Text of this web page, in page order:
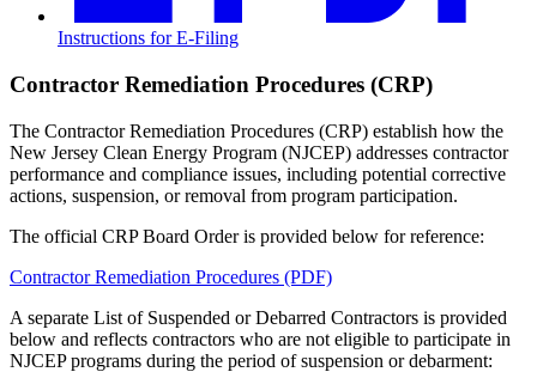
Instructions for E-Filing​​​​‌ ‍ ​‍​‍‌‍ ‌ ​‍‌‍‍‌‌‍‌ ‌‍‍‌‌‍ ‍​‍​‍​ ‍‍​‍​‍‌ ​ ‌‍​‌‌‍ ‍‌‍‍‌‌ ‌​‌ ‍‌​‍ ‍‌‍‍‌‌‍ ​‍​‍​‍ ​​‍​‍‌‍‍​‌ ​‍‌‍‌‌‌‍‌‍​‍​‍​ ‍‍​‍​‍‌‍‍​‌ ‌​‌ ‌​‌ ​​​ ‍‍​‍ ​‍ ‌‍ ​‌‍ ‌‍​ ‌‍​‌‌‍ ​‌‍‍​‌‍ ‌ ​ ‌ ‌​​ ‍‍​ ​ ​ ​ ​ ​ ​ ​ ​‍ ‌‍‍‌‌‍ ‍‌ ‌​‌‍‌‌‌‍ ‍‌ ‌​​‍ ‌‍‌‌‌‍‌​‌‍‍‌‌ ‌​​‍ ‌‍ ‌‌‍ ‌‍‌​‌‍‌‌​ ‌‌ ​​‌ ​‍‌‍‌‌‌ ​ ‌‍‌‌‌‍ ‍‌ ‌​‌‍​‌‌ ‌​‌‍‍‌‌‍ ‌‍ ‍​ ‍ ‌‍‍‌‌‍‌​​ ‌‌‍​‍‌‍​‌‌‍​‍‌‍‌‍​ ‌‍‌‍‌‍‌‍​ ​ ‌​​‍ ‌‌‍‌​‌‍​‌‌‍​‍​ ​‌​‍ ‌​ ‌​‌‍‌‌‌‍‌‌‌‍​ ​‍ ‌​ ‍‌​ ‍‌‌‍​‍​ ​​​‍ ‌​ ​​‌‍​‍​ ​ ​ ‌‍‌‍‌​‌‍​‍​ ‌ ​ ‌ ​ ​ ​ ​​​ ‍‌​ ​ ​ ‍ ‌ ‌​‌ ‍‌‌ ​​‌‍‌‌​ ‌‌‍‍​‌‍‌‌‌‍ ​‌ ​​‌‌‌​‌‍ ‌ ​​‌‍‍‌‌‍​ ​ ‍ ‌ ​​‌‍​‌‌ ‌​‌‍‍​​ ‌‌‍​ ‌‍ ‌‍ ‍‌ ‌​‌‍‌‌‌‍ ‍‌ ‌​​‍‌‌​ ‌‌‌​​‍‌‌ ‌‍‍ ‌‍‌‌‌ ‍‌​‍‌‌​ ​ ‌​‌​​‍‌‌​ ​ ‌​‌​​‍‌‌​ ​‍​ ​‍​ ​ ​ ‌​‌‍‌‌‌‍​ ​ ‌ ​ ‌‌‌‍​‌​ ‌ ‌‍​‍​ ‌‌​ ‌‌​ ‌‌​‍‌‌​ ​‍​ ​‍​‍‌‌​ ‌‌‌​‌​​‍ ‍‌‍​ ‌‍‍​‌‍‍‌‌‍ ​‌‍‌​‌ ​‍‌‍‌‌‌‍ ‍​‍‌‌​ ‌‌‌​​‍‌‌ ‌‍‍ ‌‍‌‌‌ ‍‌​‍‌‌​ ​ ‌​‌​​‍‌‌​ ​ ‌​‌​​‍‌‌​ ​‍​ ​‍​ ‌‌‌‍‌‌‌‍​‌​ ‌‌‌‍‌‍​ ‌‍‌‍​‍​ ​‍​ ​‍​ ‍‌​ ​​​ ​​​‍‌‌​ ​‍​ ​‍​‍‌‌​ ‌‌‌​‌​​‍ ‍‌ ‌​‌‍‌‌‌ ‍​‌ ‌​​ ‌‍​‍‌‍​‌‌ ​ ‌‍‌‌‌‌‌‌‌ ​‍‌‍ ​​ ‌‌‍‍​‌ ‌​‌ ‌​‌ ​​​‍‌‌​ ​ ‌​​‌​‍‌‌​ ​‍‌​‌‍​‍‌‌​ ​‍‌​‌‍‌‍ ​‌‍ ‌‍​ ‌‍​‌‌‍ ​‌‍‍​‌‍ ‌ ​ ‌ ‌​​‍‌‌​ ​ ‌​​‌​ ​ ​ ​ ​ ​ ​ ​ ​‍‌‍‌‍‍‌‌‍‌​​ ‌‌‍​‍‌‍​‌‌‍​‍‌‍‌‍​ ‌‍‌‍‌‍‌‍​ ​ ‌​​‍ ‌‌‍‌​‌‍​‌‌‍​‍​ ​‌​‍ ‌​ ‌​‌‍‌‌‌‍‌‌‌‍​ ​‍ ‌​ ‍‌​ ‍‌‌‍​‍​ ​​​‍ ‌​ ​​‌‍​‍​ ​ ​ ‌‍‌‍‌​‌‍​‍​ ‌ ​ ‌ ​ ​ ​ ​​​ ‍‌​ ​ ​‍‌‍‌ ‌​‌ ‍‌‌ ​​‌‍‌‌​ ‌‌‍‍​‌‍‌‌‌‍ ​‌ ​​‌‌‌​‌‍ ‌ ​​‌‍‍‌‌‍​ ​‍‌‍‌ ​​‌‍​‌‌ ‌​‌‍‍​​ ‌‌‍​ ‌‍ ‌‍ ‍‌ ‌​‌‍‌‌‌‍ ‍‌ ‌​​‍‌‌​ ‌‌‌​​‍‌‌ ‌‍‍ ‌‍‌‌‌ ‍‌​‍‌‌​ ​ ‌​‌​​‍‌‌​ ​ ‌​‌​​‍‌‌​ ​‍​ ​‍​ ​ ​ ‌​‌‍‌‌‌‍​ ​ ‌ ​ ‌‌‌‍​‌​ ‌ ‌‍​‍​ ‌‌​ ‌‌​ ‌‌​‍‌‌​ ​‍​ ​‍​‍‌‌​ ‌‌‌​‌​​‍ ‍‌‍​ ‌‍‍​‌‍‍‌‌‍ ​‌‍‌​‌ ​‍‌‍‌‌‌‍ ‍​‍‌‌​ ‌‌‌​​‍‌‌ ‌‍‍ ‌‍‌‌‌ ‍‌​‍‌‌​ ​ ‌​‌​​‍‌‌​ ​ ‌​‌​​‍‌‌​ ​‍​ ​‍​ ‌‌‌‍‌‌‌‍​‌​ ‌‌‌‍‌‍​ ‌‍‌‍​‍​ ​‍​ ​‍​ ‍‌​ ​​​ ​​​‍‌‌​ ​‍​ ​‍​‍‌‌​ ‌‌‌​‌​​‍ ‍‌ ‌​‌‍‌‌‌ ‍​‌ ‌​​‍‌‍‌ ​​‌‍‌‌‌ ​‍‌ ​ ‌ ​​‌‍‌‌‌‍​ ‌ ‌​‌‍‍‌‌ ‌‍‌‍‌‌​ ‌‌ ​​‌ ‌‌‌‍​‍‌‍ ​‌‍‍‌‌ ​ ‌‍‍​‌‍‌‌‌‍‌​​‍​‍‌ ‌
Contractor Remediation Procedures (CRP)​​​​‌ ‍ ​‍​‍‌‍ ‌ ​‍‌‍‍‌‌‍‌ ‌‍‍‌‌‍ ‍​‍​‍​ ‍‍​‍​‍‌ ​ ‌‍​‌‌‍ ‍‌‍‍‌‌ ‌​‌ ‍‌​‍ ‍‌‍‍‌‌‍ ​‍​‍​‍ ​​‍​‍‌‍‍​‌ ​‍‌‍‌‌‌‍‌‍​‍​‍​ ‍‍​‍​‍‌‍‍​‌ ‌​‌ ‌​‌ ​​​ ‍‍​‍ ​‍ ‌‍ ​‌‍ ‌‍​ ‌‍​‌‌‍ ​‌‍‍​‌‍ ‌ ​ ‌ ‌​​ ‍‍​ ​ ​ ​ ​ ​ ​ ​ ​‍ ‌‍‍‌‌‍ ‍‌ ‌​‌‍‌‌‌‍ ‍‌ ‌​​‍ ‌‍‌‌‌‍‌​‌‍‍‌‌ ‌​​‍ ‌‍ ‌‌‍ ‌‍‌​‌‍‌‌​ ‌‌ ​​‌ ​‍‌‍‌‌‌ ​ ‌‍‌‌‌‍ ‍‌ ‌​‌‍​‌‌ ‌​‌‍‍‌‌‍ ‌‍ ‍​ ‍ ‌‍‍‌‌‍‌​​ ‌‌‍​‍‌‍​‌‌‍​‍‌‍‌‍​ ‌‍‌‍‌‍‌‍​ ​ ‌​​‍ ‌‌‍‌​‌‍​‌‌‍​‍​ ​‌​‍ ‌​ ‌​‌‍‌‌‌‍‌‌‌‍​ ​‍ ‌​ ‍‌​ ‍‌‌‍​‍​ ​​​‍ ‌​ ​​‌‍​‍​ ​ ​ ‌‍‌‍‌​‌‍​‍​ ‌ ​ ‌ ​ ​ ​ ​​​ ‍‌​ ​ ​ ‍ ‌ ‌​‌ ‍‌‌ ​​‌‍‌‌​ ‌‌‍‍​‌‍‌‌‌‍ ​‌ ​​‌‌‌​‌‍ ‌ ​​‌‍‍‌‌‍​ ​ ‍ ‌ ​​‌‍​‌‌ ‌​‌‍‍​​ ‌‌‍​ ‌‍ ‌‍ ‍‌ ‌​‌‍‌‌‌‍ ‍‌ ‌​​‍‌‌​ ‌‌‌​​‍‌‌ ‌‍‍ ‌‍‌‌‌ ‍‌​‍‌‌​ ​ ‌​‌​​‍‌‌​ ​ ‌​‌​​‍‌‌​ ​‍​ ​‍​ ‌​​ ​‌‌‍‌‌‌‍‌​​ ​ ‌‍‌​‌‍​‍​ ​‌​ ‌‌​ ‌‍​ ‌‍​ ​​​‍‌‌​ ​‍​ ​‍​‍‌‌​ ‌‌‌​‌​​‍ ‍‌‍​ ‌‍‍​‌‍‍‌‌‍ ​‌‍‌​‌ ​‍‌‍‌‌‌‍ ‍​‍‌‌​ ‌‌‌​​‍‌‌ ‌‍‍ ‌‍‌‌‌ ‍‌​‍‌‌​ ​ ‌​‌​​‍‌‌​ ​ ‌​‌​​‍‌‌​ ​‍​ ​‍​ ​‌​ ​ ‌‍‌‍​ ​‌​ ‌‌​ ‌‍​ ​‌​ ​​​ ​‌​ ‌‍​ ​​​ ‍‌​‍‌‌​ ​‍​ ​‍​‍‌‌​ ‌‌‌​‌​​‍ ‍‌ ‌​‌‍‌‌‌ ‍​‌ ‌​​ ‌‍​‍‌‍​‌‌ ​ ‌‍‌‌‌‌‌‌‌ ​‍‌‍ ​​ ‌‌‍‍​‌ ‌​‌ ‌​‌ ​​​‍‌‌​ ​ ‌​​‌​‍‌‌​ ​‍‌​‌‍​‍‌‌​ ​‍‌​‌‍‌‍ ​‌‍ ‌‍​ ‌‍​‌‌‍ ​‌‍‍​‌‍ ‌ ​ ‌ ‌​​‍‌‌​ ​ ‌​​‌​ ​ ​ ​ ​ ​ ​ ​ ​‍‌‍‌‍‍‌‌‍‌​​ ‌‌‍​‍‌‍​‌‌‍​‍‌‍‌‍​ ‌‍‌‍‌‍‌‍​ ​ ‌​​‍ ‌‌‍‌​‌‍​‌‌‍​‍​ ​‌​‍ ‌​ ‌​‌‍‌‌‌‍‌‌‌‍​ ​‍ ‌​ ‍‌​ ‍‌‌‍​‍​ ​​​‍ ‌​ ​​‌‍​‍​ ​ ​ ‌‍‌‍‌​‌‍​‍​ ‌ ​ ‌ ​ ​ ​ ​​​ ‍‌​ ​ ​‍‌‍‌ ‌​‌ ‍‌‌ ​​‌‍‌‌​ ‌‌‍‍​‌‍‌‌‌‍ ​‌ ​​‌‌‌​‌‍ ‌ ​​‌‍‍‌‌‍​ ​‍‌‍‌ ​​‌‍​‌‌ ‌​‌‍‍​​ ‌‌‍​ ‌‍ ‌‍ ‍‌ ‌​‌‍‌‌‌‍ ‍‌ ‌​​‍‌‌​ ‌‌‌​​‍‌‌ ‌‍‍ ‌‍‌‌‌ ‍‌​‍‌‌​ ​ ‌​‌​​‍‌‌​ ​ ‌​‌​​‍‌‌​ ​‍​ ​‍​ ‌​​ ​‌‌‍‌‌‌‍‌​​ ​ ‌‍‌​‌‍​‍​ ​‌​ ‌‌​ ‌‍​ ‌‍​ ​​​‍‌‌​ ​‍​ ​‍​‍‌‌​ ‌‌‌​‌​​‍ ‍‌‍​ ‌‍‍​‌‍‍‌‌‍ ​‌‍‌​‌ ​‍‌‍‌‌‌‍ ‍​‍‌‌​ ‌‌‌​​‍‌‌ ‌‍‍ ‌‍‌‌‌ ‍‌​‍‌‌​ ​ ‌​‌​​‍‌‌​ ​ ‌​‌​​‍‌‌​ ​‍​ ​‍​ ​‌​ ​ ‌‍‌‍​ ​‌​ ‌‌​ ‌‍​ ​‌​ ​​​ ​‌​ ‌‍​ ​​​ ‍‌​‍‌‌​ ​‍​ ​‍​‍‌‌​ ‌‌‌​‌​​‍ ‍‌ ‌​‌‍‌‌‌ ‍​‌ ‌​​‍‌‍‌ ​​‌‍‌‌‌ ​‍‌ ​ ‌ ​​‌‍‌‌‌‍​ ‌ ‌​‌‍‍‌‌ ‌‍‌‍‌‌​ ‌‌ ​​‌ ‌‌‌‍​‍‌‍ ​‌‍‍‌‌ ​ ‌‍‍​‌‍‌‌‌‍‌​​‍​‍‌ ‌
The Contractor Remediation Procedures (CRP) establish how the
New Jersey Clean Energy Program (NJCEP) addresses contractor
performance and compliance issues, including potential corrective
actions, suspension, or removal from program participation.​​​​‌ ‍ ​‍​‍‌‍ ‌ ​‍‌‍‍‌‌‍‌ ‌‍‍‌‌‍ ‍​‍​‍​ ‍‍​‍​‍‌ ​ ‌‍​‌‌‍ ‍‌‍‍‌‌ ‌​‌ ‍‌​‍ ‍‌‍‍‌‌‍ ​‍​‍​‍ ​​‍​‍‌‍‍​‌ ​‍‌‍‌‌‌‍‌‍​‍​‍​ ‍‍​‍​‍‌‍‍​‌ ‌​‌ ‌​‌ ​​​ ‍‍​‍ ​‍ ‌‍ ​‌‍ ‌‍​ ‌‍​‌‌‍ ​‌‍‍​‌‍ ‌ ​ ‌ ‌​​ ‍‍​ ​ ​ ​ ​ ​ ​ ​ ​‍ ‌‍‍‌‌‍ ‍‌ ‌​‌‍‌‌‌‍ ‍‌ ‌​​‍ ‌‍‌‌‌‍‌​‌‍‍‌‌ ‌​​‍ ‌‍ ‌‌‍ ‌‍‌​‌‍‌‌​ ‌‌ ​​‌ ​‍‌‍‌‌‌ ​ ‌‍‌‌‌‍ ‍‌ ‌​‌‍​‌‌ ‌​‌‍‍‌‌‍ ‌‍ ‍​ ‍ ‌‍‍‌‌‍‌​​ ‌‌‍​‍‌‍​‌‌‍​‍‌‍‌‍​ ‌‍‌‍‌‍‌‍​ ​ ‌​​‍ ‌‌‍‌​‌‍​‌‌‍​‍​ ​‌​‍ ‌​ ‌​‌‍‌‌‌‍‌‌‌‍​ ​‍ ‌​ ‍‌​ ‍‌‌‍​‍​ ​​​‍ ‌​ ​​‌‍​‍​ ​ ​ ‌‍‌‍‌​‌‍​‍​ ‌ ​ ‌ ​ ​ ​ ​​​ ‍‌​ ​ ​ ‍ ‌ ‌​‌ ‍‌‌ ​​‌‍‌‌​ ‌‌‍‍​‌‍‌‌‌‍ ​‌ ​​‌‌‌​‌‍ ‌ ​​‌‍‍‌‌‍​ ​ ‍ ‌ ​​‌‍​‌‌ ‌​‌‍‍​​ ‌‌‍​ ‌‍ ‌‍ ‍‌ ‌​‌‍‌‌‌‍ ‍‌ ‌​​‍‌‌​ ‌‌‌​​‍‌‌ ‌‍‍ ‌‍‌‌‌ ‍‌​‍‌‌​ ​ ‌​‌​​‍‌‌​ ​ ‌​‌​​‍‌‌​ ​‍​ ​‍​ ‍‌​ ‌‍‌‍‌‍​ ‌‌​ ‌ ‌‍​‌​ ‌‌​ ​ ​ ‍​​ ‌‌‌‍‌‍​ ‍‌​‍‌‌​ ​‍​ ​‍​‍‌‌​ ‌‌‌​‌​​‍ ‍‌‍​ ‌‍‍​‌‍‍‌‌‍ ​‌‍‌​‌ ​‍‌‍‌‌‌‍ ‍​‍‌‌​ ‌‌‌​​‍‌‌ ‌‍‍ ‌‍‌‌‌ ‍‌​‍‌‌​ ​ ‌​‌​​‍‌‌​ ​ ‌​‌​​‍‌‌​ ​‍​ ​‍‌‍​ ​ ‍‌​ ​ ​ ‌ ‌‍​ ​ ‌‍‌‍‌​‌‍‌​​ ‌‍‌‍‌​​ ‌‍​ ‌‍​‍‌‌​ ​‍​ ​‍​‍‌‌​ ‌‌‌​‌​​‍ ‍‌ ‌​‌‍‌‌‌ ‍​‌ ‌​​ ‌‍​‍‌‍​‌‌ ​ ‌‍‌‌‌‌‌‌‌ ​‍‌‍ ​​ ‌‌‍‍​‌ ‌​‌ ‌​‌ ​​​‍‌‌​ ​ ‌​​‌​‍‌‌​ ​‍‌​‌‍​‍‌‌​ ​‍‌​‌‍‌‍ ​‌‍ ‌‍​ ‌‍​‌‌‍ ​‌‍‍​‌‍ ‌ ​ ‌ ‌​​‍‌‌​ ​ ‌​​‌​ ​ ​ ​ ​ ​ ​ ​ ​‍‌‍‌‍‍‌‌‍‌​​ ‌‌‍​‍‌‍​‌‌‍​‍‌‍‌‍​ ‌‍‌‍‌‍‌‍​ ​ ‌​​‍ ‌‌‍‌​‌‍​‌‌‍​‍​ ​‌​‍ ‌​ ‌​‌‍‌‌‌‍‌‌‌‍​ ​‍ ‌​ ‍‌​ ‍‌‌‍​‍​ ​​​‍ ‌​ ​​‌‍​‍​ ​ ​ ‌‍‌‍‌​‌‍​‍​ ‌ ​ ‌ ​ ​ ​ ​​​ ‍‌​ ​ ​‍‌‍‌ ‌​‌ ‍‌‌ ​​‌‍‌‌​ ‌‌‍‍​‌‍‌‌‌‍ ​‌ ​​‌‌‌​‌‍ ‌ ​​‌‍‍‌‌‍​ ​‍‌‍‌ ​​‌‍​‌‌ ‌​‌‍‍​​ ‌‌‍​ ‌‍ ‌‍ ‍‌ ‌​‌‍‌‌‌‍ ‍‌ ‌​​‍‌‌​ ‌‌‌​​‍‌‌ ‌‍‍ ‌‍‌‌‌ ‍‌​‍‌‌​ ​ ‌​‌​​‍‌‌​ ​ ‌​‌​​‍‌‌​ ​‍​ ​‍​ ‍‌​ ‌‍‌‍‌‍​ ‌‌​ ‌ ‌‍​‌​ ‌‌​ ​ ​ ‍​​ ‌‌‌‍‌‍​ ‍‌​‍‌‌​ ​‍​ ​‍​‍‌‌​ ‌‌‌​‌​​‍ ‍‌‍​ ‌‍‍​‌‍‍‌‌‍ ​‌‍‌​‌ ​‍‌‍‌‌‌‍ ‍​‍‌‌​ ‌‌‌​​‍‌‌ ‌‍‍ ‌‍‌‌‌ ‍‌​‍‌‌​ ​ ‌​‌​​‍‌‌​ ​ ‌​‌​​‍‌‌​ ​‍​ ​‍‌‍​ ​ ‍‌​ ​ ​ ‌ ‌‍​ ​ ‌‍‌‍‌​‌‍‌​​ ‌‍‌‍‌​​ ‌‍​ ‌‍​‍‌‌​ ​‍​ ​‍​‍‌‌​ ‌‌‌​‌​​‍ ‍‌ ‌​‌‍‌‌‌ ‍​‌ ‌​​‍‌‍‌ ​​‌‍‌‌‌ ​‍‌ ​ ‌ ​​‌‍‌‌‌‍​ ‌ ‌​‌‍‍‌‌ ‌‍‌‍‌‌​ ‌‌ ​​‌ ‌‌‌‍​‍‌‍ ​‌‍‍‌‌ ​ ‌‍‍​‌‍‌‌‌‍‌​​‍​‍‌ ‌
The official CRP Board Order is provided below for reference:​​​​‌ ‍ ​‍​‍‌‍ ‌ ​‍‌‍‍‌‌‍‌ ‌‍‍‌‌‍ ‍​‍​‍​ ‍‍​‍​‍‌ ​ ‌‍​‌‌‍ ‍‌‍‍‌‌ ‌​‌ ‍‌​‍ ‍‌‍‍‌‌‍ ​‍​‍​‍ ​​‍​‍‌‍‍​‌ ​‍‌‍‌‌‌‍‌‍​‍​‍​ ‍‍​‍​‍‌‍‍​‌ ‌​‌ ‌​‌ ​​​ ‍‍​‍ ​‍ ‌‍ ​‌‍ ‌‍​ ‌‍​‌‌‍ ​‌‍‍​‌‍ ‌ ​ ‌ ‌​​ ‍‍​ ​ ​ ​ ​ ​ ​ ​ ​‍ ‌‍‍‌‌‍ ‍‌ ‌​‌‍‌‌‌‍ ‍‌ ‌​​‍ ‌‍‌‌‌‍‌​‌‍‍‌‌ ‌​​‍ ‌‍ ‌‌‍ ‌‍‌​‌‍‌‌​ ‌‌ ​​‌ ​‍‌‍‌‌‌ ​ ‌‍‌‌‌‍ ‍‌ ‌​‌‍​‌‌ ‌​‌‍‍‌‌‍ ‌‍ ‍​ ‍ ‌‍‍‌‌‍‌​​ ‌‌‍​‍‌‍​‌‌‍​‍‌‍‌‍​ ‌‍‌‍‌‍‌‍​ ​ ‌​​‍ ‌‌‍‌​‌‍​‌‌‍​‍​ ​‌​‍ ‌​ ‌​‌‍‌‌‌‍‌‌‌‍​ ​‍ ‌​ ‍‌​ ‍‌‌‍​‍​ ​​​‍ ‌​ ​​‌‍​‍​ ​ ​ ‌‍‌‍‌​‌‍​‍​ ‌ ​ ‌ ​ ​ ​ ​​​ ‍‌​ ​ ​ ‍ ‌ ‌​‌ ‍‌‌ ​​‌‍‌‌​ ‌‌‍‍​‌‍‌‌‌‍ ​‌ ​​‌‌‌​‌‍ ‌ ​​‌‍‍‌‌‍​ ​ ‍ ‌ ​​‌‍​‌‌ ‌​‌‍‍​​ ‌‌‍​ ‌‍ ‌‍ ‍‌ ‌​‌‍‌‌‌‍ ‍‌ ‌​​‍‌‌​ ‌‌‌​​‍‌‌ ‌‍‍ ‌‍‌‌‌ ‍‌​‍‌‌​ ​ ‌​‌​​‍‌‌​ ​ ‌​‌​​‍‌‌​ ​‍​ ​‍‌‍​ ‌‍‌‌‌‍‌​​ ​​​ ‍​​ ‌ ‌‍​‌‌‍​‌​ ​‍​ ‌‍​ ‍‌‌‍‌‍​‍‌‌​ ​‍​ ​‍​‍‌‌​ ‌‌‌​‌​​‍ ‍‌‍​ ‌‍‍​‌‍‍‌‌‍ ​‌‍‌​‌ ​‍‌‍‌‌‌‍ ‍​‍‌‌​ ‌‌‌​​‍‌‌ ‌‍‍ ‌‍‌‌‌ ‍‌​‍‌‌​ ​ ‌​‌​​‍‌‌​ ​ ‌​‌​​‍‌‌​ ​‍​ ​‍​ ​‌‌‍​ ​ ‍‌​ ​‌​ ‌‍​ ​​​ ‍​‌‍‌‍​ ​ ​ ​‌‌‍‌​​ ‍‌​‍‌‌​ ​‍​ ​‍​‍‌‌​ ‌‌‌​‌​​‍ ‍‌ ‌​‌‍‌‌‌ ‍​‌ ‌​​ ‌‍​‍‌‍​‌‌ ​ ‌‍‌‌‌‌‌‌‌ ​‍‌‍ ​​ ‌‌‍‍​‌ ‌​‌ ‌​‌ ​​​‍‌‌​ ​ ‌​​‌​‍‌‌​ ​‍‌​‌‍​‍‌‌​ ​‍‌​‌‍‌‍ ​‌‍ ‌‍​ ‌‍​‌‌‍ ​‌‍‍​‌‍ ‌ ​ ‌ ‌​​‍‌‌​ ​ ‌​​‌​ ​ ​ ​ ​ ​ ​ ​ ​‍‌‍‌‍‍‌‌‍‌​​ ‌‌‍​‍‌‍​‌‌‍​‍‌‍‌‍​ ‌‍‌‍‌‍‌‍​ ​ ‌​​‍ ‌‌‍‌​‌‍​‌‌‍​‍​ ​‌​‍ ‌​ ‌​‌‍‌‌‌‍‌‌‌‍​ ​‍ ‌​ ‍‌​ ‍‌‌‍​‍​ ​​​‍ ‌​ ​​‌‍​‍​ ​ ​ ‌‍‌‍‌​‌‍​‍​ ‌ ​ ‌ ​ ​ ​ ​​​ ‍‌​ ​ ​‍‌‍‌ ‌​‌ ‍‌‌ ​​‌‍‌‌​ ‌‌‍‍​‌‍‌‌‌‍ ​‌ ​​‌‌‌​‌‍ ‌ ​​‌‍‍‌‌‍​ ​‍‌‍‌ ​​‌‍​‌‌ ‌​‌‍‍​​ ‌‌‍​ ‌‍ ‌‍ ‍‌ ‌​‌‍‌‌‌‍ ‍‌ ‌​​‍‌‌​ ‌‌‌​​‍‌‌ ‌‍‍ ‌‍‌‌‌ ‍‌​‍‌‌​ ​ ‌​‌​​‍‌‌​ ​ ‌​‌​​‍‌‌​ ​‍​ ​‍‌‍​ ‌‍‌‌‌‍‌​​ ​​​ ‍​​ ‌ ‌‍​‌‌‍​‌​ ​‍​ ‌‍​ ‍‌‌‍‌‍​‍‌‌​ ​‍​ ​‍​‍‌‌​ ‌‌‌​‌​​‍ ‍‌‍​ ‌‍‍​‌‍‍‌‌‍ ​‌‍‌​‌ ​‍‌‍‌‌‌‍ ‍​‍‌‌​ ‌‌‌​​‍‌‌ ‌‍‍ ‌‍‌‌‌ ‍‌​‍‌‌​ ​ ‌​‌​​‍‌‌​ ​ ‌​‌​​‍‌‌​ ​‍​ ​‍​ ​‌‌‍​ ​ ‍‌​ ​‌​ ‌‍​ ​​​ ‍​‌‍‌‍​ ​ ​ ​‌‌‍‌​​ ‍‌​‍‌‌​ ​‍​ ​‍​‍‌‌​ ‌‌‌​‌​​‍ ‍‌ ‌​‌‍‌‌‌ ‍​‌ ‌​​‍‌‍‌ ​​‌‍‌‌‌ ​‍‌ ​ ‌ ​​‌‍‌‌‌‍​ ‌ ‌​‌‍‍‌‌ ‌‍‌‍‌‌​ ‌‌ ​​‌ ‌‌‌‍​‍‌‍ ​‌‍‍‌‌ ​ ‌‍‍​‌‍‌‌‌‍‌​​‍​‍‌ ‌
Contractor Remediation Procedures (PDF)​​​​‌ ‍ ​‍​‍‌‍ ‌ ​‍‌‍‍‌‌‍‌ ‌‍‍‌‌‍ ‍​‍​‍​ ‍‍​‍​‍‌ ​ ‌‍​‌‌‍ ‍‌‍‍‌‌ ‌​‌ ‍‌​‍ ‍‌‍‍‌‌‍ ​‍​‍​‍ ​​‍​‍‌‍‍​‌ ​‍‌‍‌‌‌‍‌‍​‍​‍​ ‍‍​‍​‍‌‍‍​‌ ‌​‌ ‌​‌ ​​​ ‍‍​‍ ​‍ ‌‍ ​‌‍ ‌‍​ ‌‍​‌‌‍ ​‌‍‍​‌‍ ‌ ​ ‌ ‌​​ ‍‍​ ​ ​ ​ ​ ​ ​ ​ ​‍ ‌‍‍‌‌‍ ‍‌ ‌​‌‍‌‌‌‍ ‍‌ ‌​​‍ ‌‍‌‌‌‍‌​‌‍‍‌‌ ‌​​‍ ‌‍ ‌‌‍ ‌‍‌​‌‍‌‌​ ‌‌ ​​‌ ​‍‌‍‌‌‌ ​ ‌‍‌‌‌‍ ‍‌ ‌​‌‍​‌‌ ‌​‌‍‍‌‌‍ ‌‍ ‍​ ‍ ‌‍‍‌‌‍‌​​ ‌‌‍​‍‌‍​‌‌‍​‍‌‍‌‍​ ‌‍‌‍‌‍‌‍​ ​ ‌​​‍ ‌‌‍‌​‌‍​‌‌‍​‍​ ​‌​‍ ‌​ ‌​‌‍‌‌‌‍‌‌‌‍​ ​‍ ‌​ ‍‌​ ‍‌‌‍​‍​ ​​​‍ ‌​ ​​‌‍​‍​ ​ ​ ‌‍‌‍‌​‌‍​‍​ ‌ ​ ‌ ​ ​ ​ ​​​ ‍‌​ ​ ​ ‍ ‌ ‌​‌ ‍‌‌ ​​‌‍‌‌​ ‌‌‍‍​‌‍‌‌‌‍ ​‌ ​​‌‌‌​‌‍ ‌ ​​‌‍‍‌‌‍​ ​ ‍ ‌ ​​‌‍​‌‌ ‌​‌‍‍​​ ‌‌‍​ ‌‍ ‌‍ ‍‌ ‌​‌‍‌‌‌‍ ‍‌ ‌​​‍‌‌​ ‌‌‌​​‍‌‌ ‌‍‍ ‌‍‌‌‌ ‍‌​‍‌‌​ ​ ‌​‌​​‍‌‌​ ​ ‌​‌​​‍‌‌​ ​‍​ ​‍​ ‌‍​ ​​​ ‌​​ ‌ ​ ‍​​ ‌​‌‍‌‍‌‍​‌​ ‌ ​ ‍​​ ‌‌​ ‍​​‍‌‌​ ​‍​ ​‍​‍‌‌​ ‌‌‌​‌​​‍ ‍‌ ‌​‌‍‌‌‌ ‍​‌ ‌​​ ‌‍​‍‌‍​‌‌ ​ ‌‍‌‌‌‌‌‌‌ ​‍‌‍ ​​ ‌‌‍‍​‌ ‌​‌ ‌​‌ ​​​‍‌‌​ ​ ‌​​‌​‍‌‌​ ​‍‌​‌‍​‍‌‌​ ​‍‌​‌‍‌‍ ​‌‍ ‌‍​ ‌‍​‌‌‍ ​‌‍‍​‌‍ ‌ ​ ‌ ‌​​‍‌‌​ ​ ‌​​‌​ ​ ​ ​ ​ ​ ​ ​ ​‍‌‍‌‍‍‌‌‍‌​​ ‌‌‍​‍‌‍​‌‌‍​‍‌‍‌‍​ ‌‍‌‍‌‍‌‍​ ​ ‌​​‍ ‌‌‍‌​‌‍​‌‌‍​‍​ ​‌​‍ ‌​ ‌​‌‍‌‌‌‍‌‌‌‍​ ​‍ ‌​ ‍‌​ ‍‌‌‍​‍​ ​​​‍ ‌​ ​​‌‍​‍​ ​ ​ ‌‍‌‍‌​‌‍​‍​ ‌ ​ ‌ ​ ​ ​ ​​​ ‍‌​ ​ ​‍‌‍‌ ‌​‌ ‍‌‌ ​​‌‍‌‌​ ‌‌‍‍​‌‍‌‌‌‍ ​‌ ​​‌‌‌​‌‍ ‌ ​​‌‍‍‌‌‍​ ​‍‌‍‌ ​​‌‍​‌‌ ‌​‌‍‍​​ ‌‌‍​ ‌‍ ‌‍ ‍‌ ‌​‌‍‌‌‌‍ ‍‌ ‌​​‍‌‌​ ‌‌‌​​‍‌‌ ‌‍‍ ‌‍‌‌‌ ‍‌​‍‌‌​ ​ ‌​‌​​‍‌‌​ ​ ‌​‌​​‍‌‌​ ​‍​ ​‍​ ‌‍​ ​​​ ‌​​ ‌ ​ ‍​​ ‌​‌‍‌‍‌‍​‌​ ‌ ​ ‍​​ ‌‌​ ‍​​‍‌‌​ ​‍​ ​‍​‍‌‌​ ‌‌‌​‌​​‍ ‍‌ ‌​‌‍‌‌‌ ‍​‌ ‌​​‍‌‍‌ ​​‌‍‌‌‌ ​‍‌ ​ ‌ ​​‌‍‌‌‌‍​ ‌ ‌​‌‍‍‌‌ ‌‍‌‍‌‌​ ‌‌ ​​‌ ‌‌‌‍​‍‌‍ ​‌‍‍‌‌ ​ ‌‍‍​‌‍‌‌‌‍‌​​‍​‍‌ ‌
A separate List of Suspended or Debarred Contractors is provided
below and reflects contractors who are not eligible to participate in
NJCEP programs during the period of suspension or debarment:​​​​‌ ‍ ​‍​‍‌‍ ‌ ​‍‌‍‍‌‌‍‌ ‌‍‍‌‌‍ ‍​‍​‍​ ‍‍​‍​‍‌ ​ ‌‍​‌‌‍ ‍‌‍‍‌‌ ‌​‌ ‍‌​‍ ‍‌‍‍‌‌‍ ​‍​‍​‍ ​​‍​‍‌‍‍​‌ ​‍‌‍‌‌‌‍‌‍​‍​‍​ ‍‍​‍​‍‌‍‍​‌ ‌​‌ ‌​‌ ​​​ ‍‍​‍ ​‍ ‌‍ ​‌‍ ‌‍​ ‌‍​‌‌‍ ​‌‍‍​‌‍ ‌ ​ ‌ ‌​​ ‍‍​ ​ ​ ​ ​ ​ ​ ​ ​‍ ‌‍‍‌‌‍ ‍‌ ‌​‌‍‌‌‌‍ ‍‌ ‌​​‍ ‌‍‌‌‌‍‌​‌‍‍‌‌ ‌​​‍ ‌‍ ‌‌‍ ‌‍‌​‌‍‌‌​ ‌‌ ​​‌ ​‍‌‍‌‌‌ ​ ‌‍‌‌‌‍ ‍‌ ‌​‌‍​‌‌ ‌​‌‍‍‌‌‍ ‌‍ ‍​ ‍ ‌‍‍‌‌‍‌​​ ‌‌‍​‍‌‍​‌‌‍​‍‌‍‌‍​ ‌‍‌‍‌‍‌‍​ ​ ‌​​‍ ‌‌‍‌​‌‍​‌‌‍​‍​ ​‌​‍ ‌​ ‌​‌‍‌‌‌‍‌‌‌‍​ ​‍ ‌​ ‍‌​ ‍‌‌‍​‍​ ​​​‍ ‌​ ​​‌‍​‍​ ​ ​ ‌‍‌‍‌​‌‍​‍​ ‌ ​ ‌ ​ ​ ​ ​​​ ‍‌​ ​ ​ ‍ ‌ ‌​‌ ‍‌‌ ​​‌‍‌‌​ ‌‌‍‍​‌‍‌‌‌‍ ​‌ ​​‌‌‌​‌‍ ‌ ​​‌‍‍‌‌‍​ ​ ‍ ‌ ​​‌‍​‌‌ ‌​‌‍‍​​ ‌‌‍​ ‌‍ ‌‍ ‍‌ ‌​‌‍‌‌‌‍ ‍‌ ‌​​‍‌‌​ ‌‌‌​​‍‌‌ ‌‍‍ ‌‍‌‌‌ ‍‌​‍‌‌​ ​ ‌​‌​​‍‌‌​ ​ ‌​‌​​‍‌‌​ ​‍​ ​‍‌‍‌​​ ‌​​ ‌​​ ‌​​ ​​​ ​​‌‍‌​‌‍​‍​ ‍‌​ ‍​​ ​‍​ ​ ​‍‌‌​ ​‍​ ​‍​‍‌‌​ ‌‌‌​‌​​‍ ‍‌‍​ ‌‍‍​‌‍‍‌‌‍ ​‌‍‌​‌ ​‍‌‍‌‌‌‍ ‍​‍‌‌​ ‌‌‌​​‍‌‌ ‌‍‍ ‌‍‌‌‌ ‍‌​‍‌‌​ ​ ‌​‌​​‍‌‌​ ​ ‌​‌​​‍‌‌​ ​‍​ ​‍​ ‍​‌‍‌​‌‍​‍‌‍​ ‌‍‌‌​ ‌‌​ ‌​​ ​ ​ ​‌​ ​ ​ ‌ ​ ​​​‍‌‌​ ​‍​ ​‍​‍‌‌​ ‌‌‌​‌​​‍ ‍‌ ‌​‌‍‌‌‌ ‍​‌ ‌​​ ‌‍​‍‌‍​‌‌ ​ ‌‍‌‌‌‌‌‌‌ ​‍‌‍ ​​ ‌‌‍‍​‌ ‌​‌ ‌​‌ ​​​‍‌‌​ ​ ‌​​‌​‍‌‌​ ​‍‌​‌‍​‍‌‌​ ​‍‌​‌‍‌‍ ​‌‍ ‌‍​ ‌‍​‌‌‍ ​‌‍‍​‌‍ ‌ ​ ‌ ‌​​‍‌‌​ ​ ‌​​‌​ ​ ​ ​ ​ ​ ​ ​ ​‍‌‍‌‍‍‌‌‍‌​​ ‌‌‍​‍‌‍​‌‌‍​‍‌‍‌‍​ ‌‍‌‍‌‍‌‍​ ​ ‌​​‍ ‌‌‍‌​‌‍​‌‌‍​‍​ ​‌​‍ ‌​ ‌​‌‍‌‌‌‍‌‌‌‍​ ​‍ ‌​ ‍‌​ ‍‌‌‍​‍​ ​​​‍ ‌​ ​​‌‍​‍​ ​ ​ ‌‍‌‍‌​‌‍​‍​ ‌ ​ ‌ ​ ​ ​ ​​​ ‍‌​ ​ ​‍‌‍‌ ‌​‌ ‍‌‌ ​​‌‍‌‌​ ‌‌‍‍​‌‍‌‌‌‍ ​‌ ​​‌‌‌​‌‍ ‌ ​​‌‍‍‌‌‍​ ​‍‌‍‌ ​​‌‍​‌‌ ‌​‌‍‍​​ ‌‌‍​ ‌‍ ‌‍ ‍‌ ‌​‌‍‌‌‌‍ ‍‌ ‌​​‍‌‌​ ‌‌‌​​‍‌‌ ‌‍‍ ‌‍‌‌‌ ‍‌​‍‌‌​ ​ ‌​‌​​‍‌‌​ ​ ‌​‌​​‍‌‌​ ​‍​ ​‍‌‍‌​​ ‌​​ ‌​​ ‌​​ ​​​ ​​‌‍‌​‌‍​‍​ ‍‌​ ‍​​ ​‍​ ​ ​‍‌‌​ ​‍​ ​‍​‍‌‌​ ‌‌‌​‌​​‍ ‍‌‍​ ‌‍‍​‌‍‍‌‌‍ ​‌‍‌​‌ ​‍‌‍‌‌‌‍ ‍​‍‌‌​ ‌‌‌​​‍‌‌ ‌‍‍ ‌‍‌‌‌ ‍‌​‍‌‌​ ​ ‌​‌​​‍‌‌​ ​ ‌​‌​​‍‌‌​ ​‍​ ​‍​ ‍​‌‍‌​‌‍​‍‌‍​ ‌‍‌‌​ ‌‌​ ‌​​ ​ ​ ​‌​ ​ ​ ‌ ​ ​​​‍‌‌​ ​‍​ ​‍​‍‌‌​ ‌‌‌​‌​​‍ ‍‌ ‌​‌‍‌‌‌ ‍​‌ ‌​​‍‌‍‌ ​​‌‍‌‌‌ ​‍‌ ​ ‌ ​​‌‍‌‌‌‍​ ‌ ‌​‌‍‍‌‌ ‌‍‌‍‌‌​ ‌‌ ​​‌ ‌‌‌‍​‍‌‍ ​‌‍‍‌‌ ​ ‌‍‍​‌‍‌‌‌‍‌​​‍​‍‌ ‌